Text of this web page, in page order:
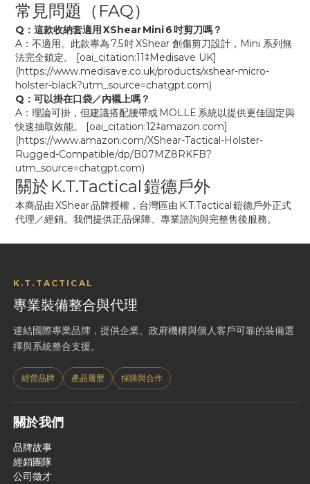
常見問題（FAQ）
Q：這款收納套適用 XShear Mini 6 吋剪刀嗎？
A：不適用。此款專為 7.5 吋 XShear 創傷剪刀設計，Mini 系列無
法完全鎖定。 [oai_citation:11‡Medisave UK]
(https://www.medisave.co.uk/products/xshear-micro-
holster-black?utm_source=chatgpt.com)
Q：可以掛在口袋／內襯上嗎？
A：理論可掛，但建議搭配腰帶或 MOLLE 系統以提供更佳固定與
快速抽取效能。 [oai_citation:12‡amazon.com]
(https://www.amazon.com/XShear-Tactical-Holster-
Rugged-Compatible/dp/B07MZ8RKFB?
utm_source=chatgpt.com)
關於 K.T.Tactical 鎧德戶外
本商品由 XShear 品牌授權，台灣區由 K.T.Tactical 鎧德戶外正式
代理／經銷。我們提供正品保障、專業諮詢與完整售後服務。
K.T.TACTICAL
專業裝備整合與代理
連結國際專業品牌，提供企業、政府機構與個人客戶可靠的裝備選
擇與系統整合支援。
經營品牌 產品履歷 採購與合作
關於我們
品牌故事
經銷團隊
公司徵才